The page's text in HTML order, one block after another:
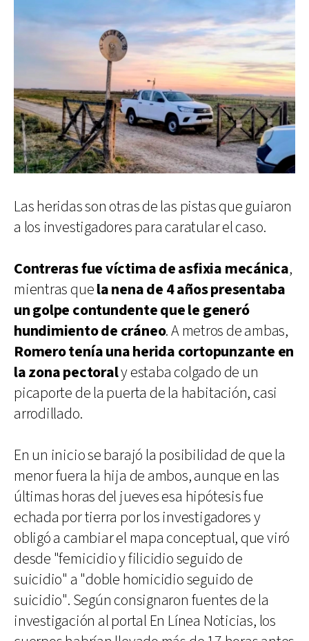
Las heridas son otras de las pistas que guiaron
a los investigadores para caratular el caso.
Contreras fue víctima de asfixia mecánica,
mientras quela nena de 4 años presentaba
un golpe contundente que le generó
hundimiento de cráneo. A metros de ambas,
Romero tenía una herida cortopunzante en
la zona pectoraly estaba colgado de un
picaporte de la puerta de la habitación, casi
arrodillado.
En un inicio se barajó la posibilidad de que la
menor fuera la hija de ambos, aunque en las
últimas horas del jueves esa hipótesis fue
echada por tierra por los investigadores y
obligó a cambiar el mapa conceptual, que viró
desde "femicidio y filicidio seguido de
suicidio" a "doble homicidio seguido de
suicidio". Según consignaron fuentes de la
investigación al portal En Línea Noticias, los